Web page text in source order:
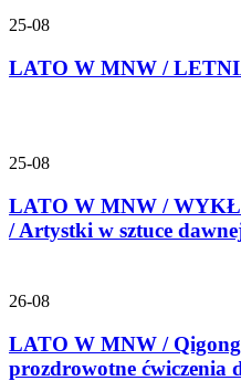
25-08
LATO W MNW /
25-08
LATO W MNW /
/ Artystki w sztuce
26-08
LATO W MNW /
prozdrowotne ćwiczenia